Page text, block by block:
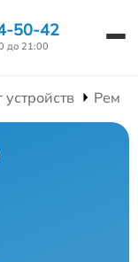
50-42
до 21:00
устройств